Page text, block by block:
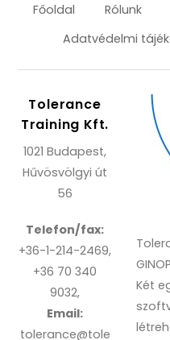
Főoldal Rólunk
Adatvédelmi
Tolerance
Training Kft.
1021 Budapest,
Hűvösvölgyi út
56
Telefon/fax:
+36-1-214-2469,
+36 70 340
9032,
Email:
tolerance@tole
Két